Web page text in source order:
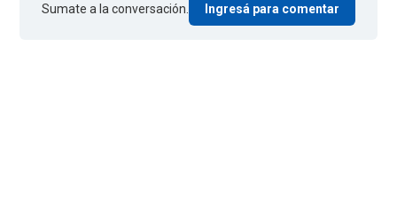
Sumate a la conversación. Ingresá para comentar